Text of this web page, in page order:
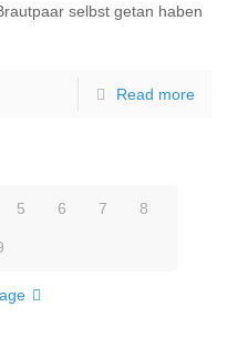
selbst getan haben
Read more
5 6 7 8